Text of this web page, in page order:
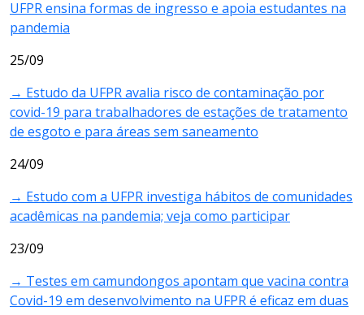
UFPR ensina formas de ingresso e apoia estudantes na
pandemia
25/09
→ Estudo da UFPR avalia risco de contaminação por
covid-19 para trabalhadores de estações de tratamento
de esgoto e para áreas sem saneamento
24/09
→ Estudo com a UFPR investiga hábitos de comunidades
acadêmicas na pandemia; veja como participar
23/09
→ Testes em camundongos apontam que vacina contra
Covid-19 em desenvolvimento na UFPR é eficaz em duas